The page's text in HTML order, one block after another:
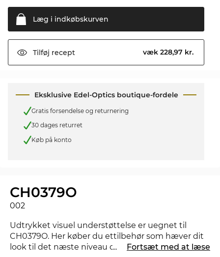
Læg i indkøbskurven
Tilføj recept væk 228,97 kr.
Eksklusive Edel-Optics boutique-fordele
Gratis forsendelse og returnering
30 dages returret
Køb på konto
CH0379O
002
Udtrykket visuel understøttelse er uegnet til
CH0379O. Her køber du ettilbehør som hæver dit
look til det næste niveau og viser, at du har styr på
... Fortsæt med at læse